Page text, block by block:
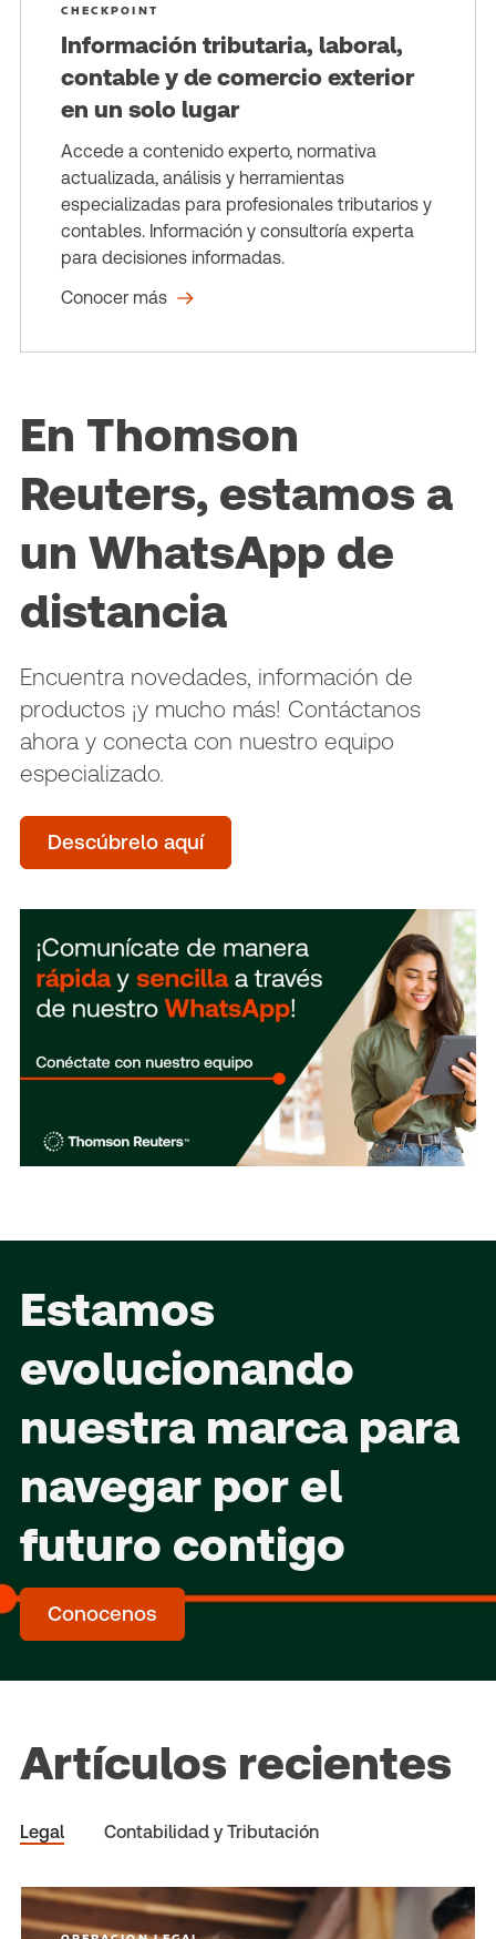
CHECKPOINT
Información tributaria, laboral,
contable y de comercio exterior
en un solo lugar
Accede a contenido experto, normativa
actualizada, análisis y herramientas
especializadas para profesionales tributarios y
contables. Información y consultoría experta
para decisiones informadas.
Conocer más
En Thomson
Reuters, estamos a
un WhatsApp de
distancia
Encuentra novedades, información de
productos ¡y mucho más! Contáctanos
ahora y conecta con nuestro equipo
especializado.
Descúbrelo aquí
Estamos
evolucionando
nuestra marca para
navegar por el
futuro contigo
Conocenos
Artículos recientes
Legal Contabilidad y Tributación